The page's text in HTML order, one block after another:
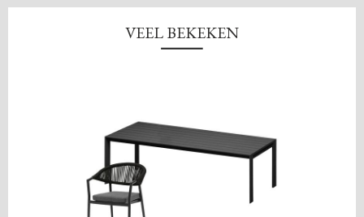
VEEL BEKEKEN